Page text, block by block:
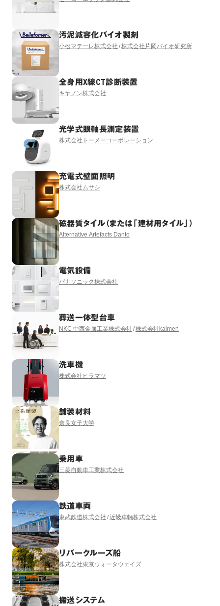
汚泥減容化バイオ製剤
小松マテーレ株式会社 株式会社片岡バイオ研究所
全身用X線CT診断装置
キヤノン株式会社
光学式眼軸長測定装置
株式会社トーメーコーポレーション
充電式壁面照明
株式会社ムサシ
磁器質タイル（または「建材用タイル」）
Alternative Artefacts Danto
電気設備
パナソニック株式会社
葬送一体型台車
NKC 中西金属工業株式会社 株式会社kaimen
洗車機
株式会社ヒラマツ
舗装材料
奈良女子大学
乗用車
三菱自動車工業株式会社
鉄道車両
東武鉄道株式会社 近畿車輛株式会社
リバークルーズ船
株式会社東京ウォータウェイズ
搬送システム